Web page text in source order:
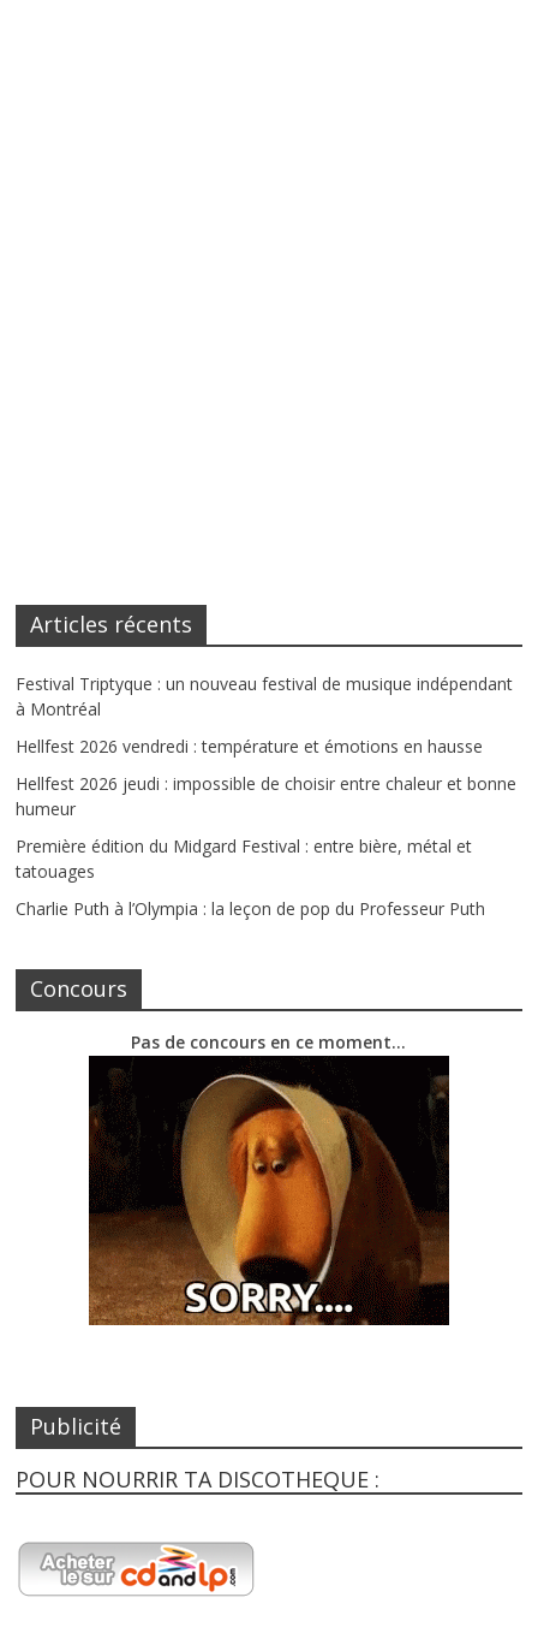
Articles récents
Festival Triptyque : un nouveau festival de musique indépendant
à Montréal
Hellfest 2026 vendredi : température et émotions en hausse
Hellfest 2026 jeudi : impossible de choisir entre chaleur et bonne
humeur
Première édition du Midgard Festival : entre bière, métal et
tatouages
Charlie Puth à l’Olympia : la leçon de pop du Professeur Puth
Concours
Pas de concours en ce moment…
Publicité
POUR NOURRIR TA DISCOTHEQUE :